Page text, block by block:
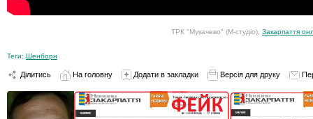
ТРК "Мукачево" (М-студіо), Закарпаття
Теги: Шенборн
Ділитись На головну Додати в закладки Версія для друку